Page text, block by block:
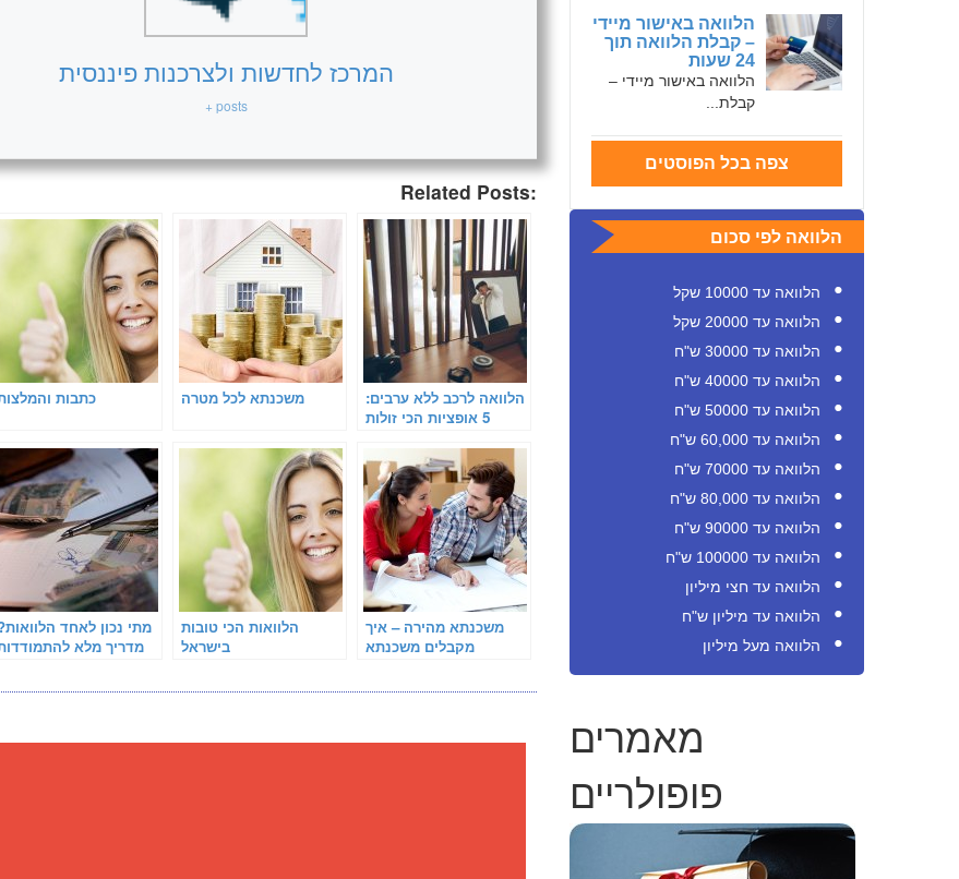
הלוואה באישור מיידי
– קבלת הלוואה תוך
24 שעות
הלוואה באישור מיידי –
קבלת...
צפה בכל הפוסטים
הלוואה לפי סכום
הלוואה עד 10000 שקל
הלוואה עד 20000 שקל
הלוואה עד 30000 ש"ח
הלוואה עד 40000 ש"ח
הלוואה עד 50000 ש"ח
הלוואה עד 60,000 ש"ח
הלוואה עד 70000 ש"ח
הלוואה עד 80,000 ש"ח
הלוואה עד 90000 ש"ח
הלוואה עד 100000 ש"ח
הלוואה עד חצי מיליון
הלוואה עד מיליון ש"ח
הלוואה מעל מיליון
מאמרים
פופולריים
המרכז לחדשות ולצרכנות פיננסית
+ posts
Related Posts:
כתבות משכנתא לכל מטרה
הלוואה לרכב ללא ערבים:
5 אופציות הכי זולות
מתי נכון לאחד
מדריך מלא
הלוואות הכי טובות
בישראל
משכנתא מהירה – איך
מקבלים משכנתא